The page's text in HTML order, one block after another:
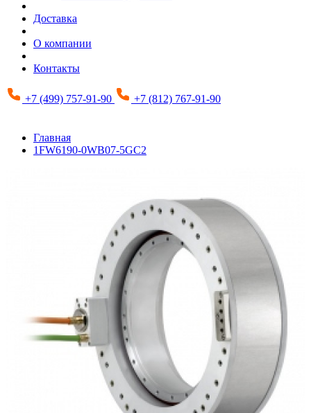
Доставка
О компании
Контакты
+7 (499) 757-91-90 +7 (812) 767-91-90
Главная
1FW6190-0WB07-5GC2